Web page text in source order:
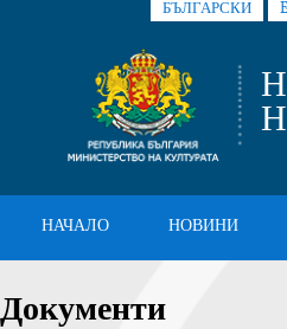
БЪЛГАРСКИ
НАЧАЛО НОВИНИ
Документи